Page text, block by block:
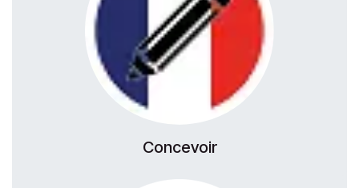
Concevoir